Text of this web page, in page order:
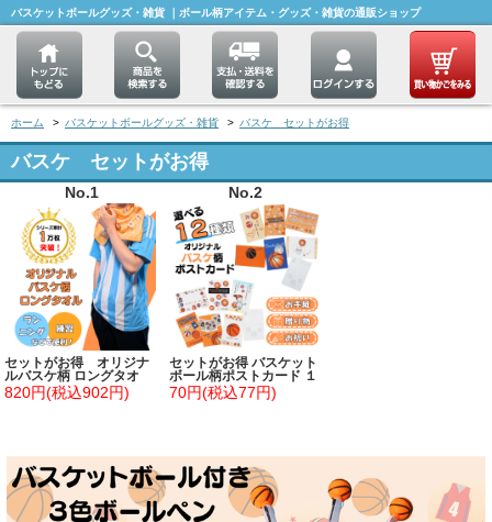
バスケットボールグッズ・雑貨 ｜ボール柄アイテム・グッズ・雑貨の通販ショップ
ホーム > バスケットボールグッズ・雑貨 > バスケ セットがお得
バスケ セットがお得
No.1
セットがお得 オリジナ
ルバスケ柄 ロングタオ
ル 単価800円～
820円(税込902円)
No.2
セットがお得 バスケット
ボール柄ポストカード １
枚 (グラシアスオリジナ
ル)
70円(税込77円)